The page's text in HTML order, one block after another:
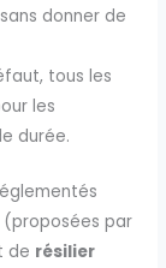
donner de
tous les
les
durée.
(proposées par
de résilier